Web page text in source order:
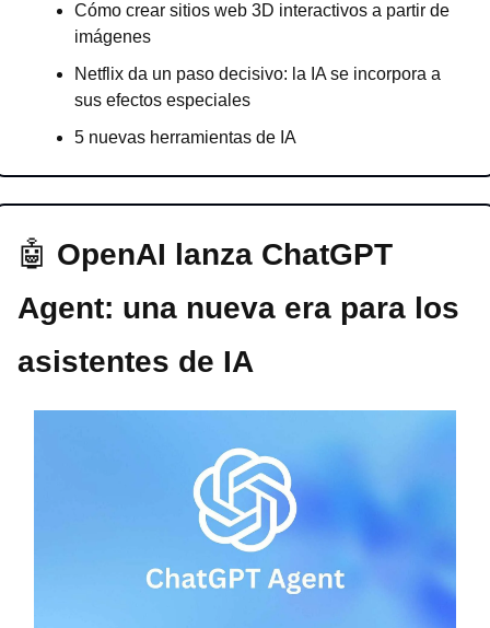
Cómo crear sitios web 3D interactivos a partir de
imágenes
Netflix da un paso decisivo: la IA se incorpora a
sus efectos especiales
5 nuevas herramientas de IA
🤖 OpenAI lanza ChatGPT
Agent: una nueva era para los
asistentes de IA